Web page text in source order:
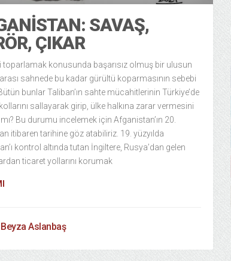
SAVAŞ,
ÇIKAR
toparlamak konusunda başarısız olmuş bir ulusun
sahnede bu kadar gürültü koparmasının sebebi
bunlar Taliban’ın sahte mücahitlerinin Türkiye’de
sallayarak girip, ülke halkına zarar vermesini
Bu durumu incelemek için Afganistan’ın 20.
itibaren tarihine göz atabiliriz. 19. yüzyılda
kontrol altında tutan İngiltere, Rusya’dan gelen
ticaret yollarını korumak
Beyza Aslanbaş